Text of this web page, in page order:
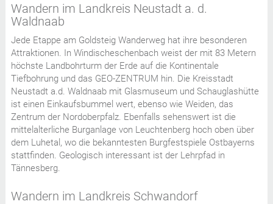
Wandern im Landkreis Neustadt a. d.
Waldnaab
Jede Etappe am Goldsteig Wanderweg hat ihre besonderen
Attraktionen. In Windischeschenbach weist der mit 83 Metern
höchste Landbohrturm der Erde auf die Kontinentale
Tiefbohrung und das GEO-ZENTRUM hin. Die Kreisstadt
Neustadt a.d. Waldnaab mit Glasmuseum und Schauglashütte
ist einen Einkaufsbummel wert, ebenso wie Weiden, das
Zentrum der Nordoberpfalz. Ebenfalls sehenswert ist die
mittelalterliche Burganlage von Leuchtenberg hoch oben über
dem Luhetal, wo die bekanntesten Burgfestspiele Ostbayerns
stattfinden. Geologisch interessant ist der Lehrpfad in
Tännesberg.
Wandern im Landkreis Schwandorf